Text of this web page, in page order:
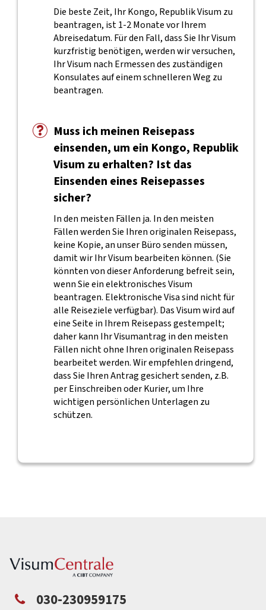
Die beste Zeit, Ihr Kongo, Republik Visum zu
beantragen, ist 1-2 Monate vor Ihrem
Abreisedatum. Für den Fall, dass Sie Ihr Visum
kurzfristig benötigen, werden wir versuchen,
Ihr Visum nach Ermessen des zuständigen
Konsulates auf einem schnelleren Weg zu
beantragen.
Muss ich meinen Reisepass
einsenden, um ein Kongo, Republik
Visum zu erhalten? Ist das
Einsenden eines Reisepasses
sicher?
In den meisten Fällen ja. In den meisten
Fällen werden Sie Ihren originalen Reisepass,
keine Kopie, an unser Büro senden müssen,
damit wir Ihr Visum bearbeiten können. (Sie
könnten von dieser Anforderung befreit sein,
wenn Sie ein elektronisches Visum
beantragen. Elektronische Visa sind nicht für
alle Reiseziele verfügbar). Das Visum wird auf
eine Seite in Ihrem Reisepass gestempelt;
daher kann Ihr Visumantrag in den meisten
Fällen nicht ohne Ihren originalen Reisepass
bearbeitet werden. Wir empfehlen dringend,
dass Sie Ihren Antrag gesichert senden, z.B.
per Einschreiben oder Kurier, um Ihre
wichtigen persönlichen Unterlagen zu
schützen.
030-230959175